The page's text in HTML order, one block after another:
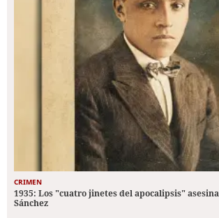
CRIMEN
1935: Los "cuatro jinetes del apocalipsis"
Sánchez